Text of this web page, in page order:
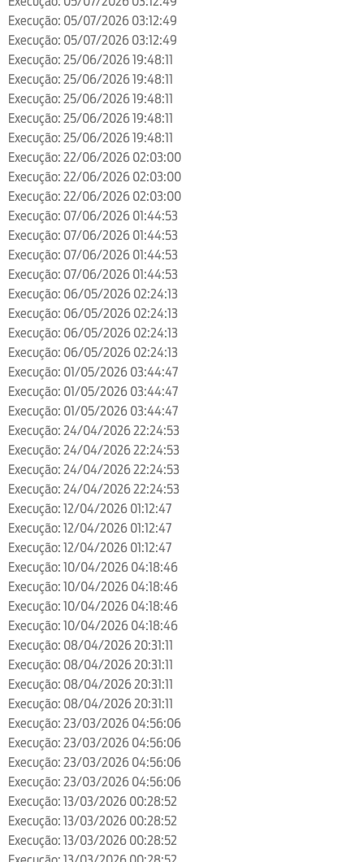
Execução: 05/07/2026 03:12:49
Execução: 05/07/2026 03:12:49
Execução: 25/06/2026 19:48:11
Execução: 25/06/2026 19:48:11
Execução: 25/06/2026 19:48:11
Execução: 25/06/2026 19:48:11
Execução: 25/06/2026 19:48:11
Execução: 22/06/2026 02:03:00
Execução: 22/06/2026 02:03:00
Execução: 22/06/2026 02:03:00
Execução: 07/06/2026 01:44:53
Execução: 07/06/2026 01:44:53
Execução: 07/06/2026 01:44:53
Execução: 07/06/2026 01:44:53
Execução: 06/05/2026 02:24:13
Execução: 06/05/2026 02:24:13
Execução: 06/05/2026 02:24:13
Execução: 06/05/2026 02:24:13
Execução: 01/05/2026 03:44:47
Execução: 01/05/2026 03:44:47
Execução: 01/05/2026 03:44:47
Execução: 24/04/2026 22:24:53
Execução: 24/04/2026 22:24:53
Execução: 24/04/2026 22:24:53
Execução: 24/04/2026 22:24:53
Execução: 12/04/2026 01:12:47
Execução: 12/04/2026 01:12:47
Execução: 12/04/2026 01:12:47
Execução: 10/04/2026 04:18:46
Execução: 10/04/2026 04:18:46
Execução: 10/04/2026 04:18:46
Execução: 10/04/2026 04:18:46
Execução: 08/04/2026 20:31:11
Execução: 08/04/2026 20:31:11
Execução: 08/04/2026 20:31:11
Execução: 08/04/2026 20:31:11
Execução: 23/03/2026 04:56:06
Execução: 23/03/2026 04:56:06
Execução: 23/03/2026 04:56:06
Execução: 23/03/2026 04:56:06
Execução: 13/03/2026 00:28:52
Execução: 13/03/2026 00:28:52
Execução: 13/03/2026 00:28:52